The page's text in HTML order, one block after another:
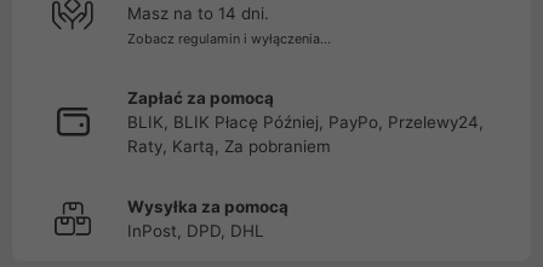
Masz na to 14 dni.
Zobacz regulamin i wyłączenia...
Zapłać za pomocą
BLIK, BLIK Płacę Później, PayPo, Przelewy24,
Raty, Kartą, Za pobraniem
Wysyłka za pomocą
InPost, DPD, DHL